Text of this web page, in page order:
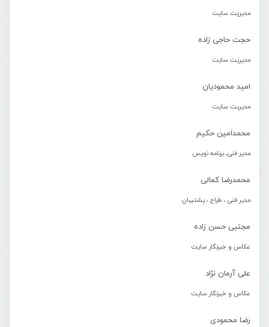
مدیریت سایت
حجت حاجی زاده
مدیریت سایت
امید محمودیان
مدیریت سایت
محمدامین حکیم
مدیر فنی، برنامه نویس
محمدرضا کمالی
مدیر فنی ، طراح ، پشتیبان
مجتبی حسن زاده
عکاس و خبرنگار سایت
علی آرمان نژاد
عکاس و خبرنگار سایت
رضا محمودی